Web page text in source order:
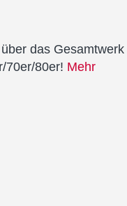
das Gesamtwerk
70er/80er! Mehr